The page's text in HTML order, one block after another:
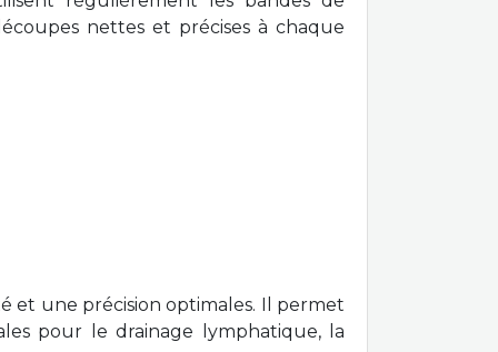
nettes et précises à chaque
et une précision optimales. Il permet
pour le drainage lymphatique, la